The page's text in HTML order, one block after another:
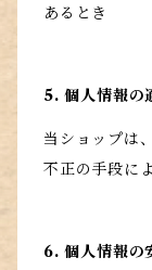
あるとき
5. 個人情報の
当ショップは
不正の手段に
6. 個人情報の